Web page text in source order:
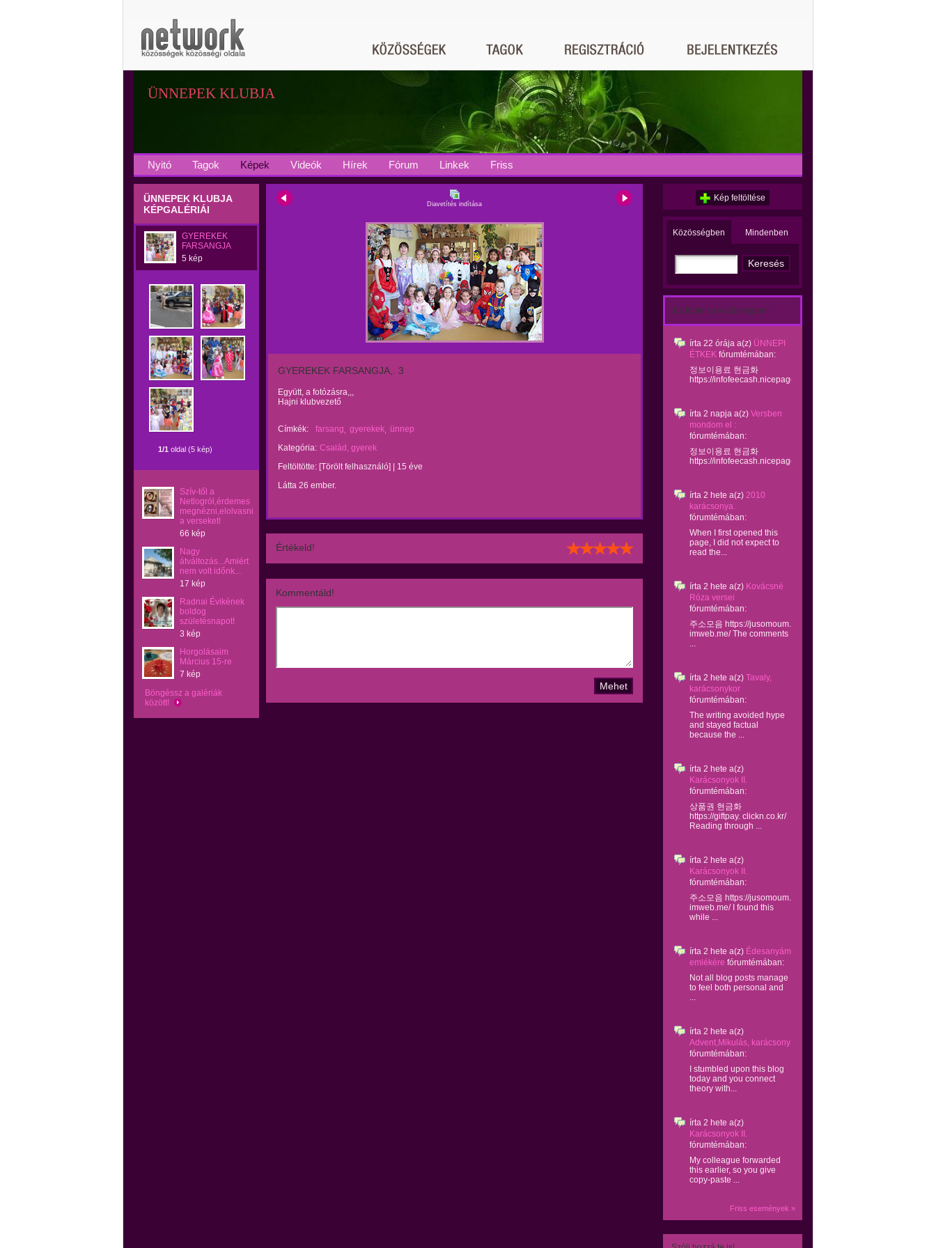
ÜNNEPEK KLUBJA
Nyitó Tagok Képek Videók Hírek Fórum Linkek Friss
ÜNNEPEK KLUBJA
KÉPGALÉRIÁI
GYEREKEK
FARSANGJA
5 kép
1/1 oldal (5 kép)
Szív-től a
Netlogról,érdemes
megnézni,elolvasni
a verseket!
66 kép
Nagy
átváltozás...Amiért
nem volt időnk...
17 kép
Radnai Évikének
boldog
születésnapot!
3 kép
Horgolásaim
Március 15-re
7 kép
Böngéssz a galériák
között!
Diavetítés indítása
GYEREKEK FARSANGJA,. 3
Együtt, a fotózásra,,,
Hajni klubvezető
Címkék: farsang gyerekek
ünnep
Kategória: Család, gyerek
Feltöltötte: [Törölt felhasználó]
15 éve
Látta 26 ember.
Értékeld!
Kommentáld!
Kép feltöltése
Közösségben Mindenben
Ez történt a közösségben:
írta 22 órája a(z) ÜNNEPI
ÉTKEK fórumtémában:
정보이용료 현금화
https://infofeecash.nicepage...
írta 2 napja a(z) Versben
mondom el :
fórumtémában:
정보이용료 현금화
https://infofeecash.nicepage...
írta 2 hete a(z) 2010
karácsonya.
fórumtémában:
When I first opened this
page, I did not expect to
read the...
írta 2 hete a(z) Kovácsné
Róza versei
fórumtémában:
주소모음 https://jusomoum.
imweb.me/ The comments
...
írta 2 hete a(z) Tavaly,
karácsonykor
fórumtémában:
The writing avoided hype
and stayed factual
because the ...
írta 2 hete a(z)
Karácsonyok II.
fórumtémában:
상품권 현금화
https://giftpay. clickn.co.kr/
Reading through ...
írta 2 hete a(z)
Karácsonyok II.
fórumtémában:
주소모음 https://jusomoum.
imweb.me/ I found this
while ...
írta 2 hete a(z) Édesanyám
emlékére fórumtémában:
Not all blog posts manage
to feel both personal and
...
írta 2 hete a(z)
Advent,Mikulás, karácsony
fórumtémában:
I stumbled upon this blog
today and you connect
theory with...
írta 2 hete a(z)
Karácsonyok II.
fórumtémában:
My colleague forwarded
this earlier, so you give
copy-paste ...
Friss események »